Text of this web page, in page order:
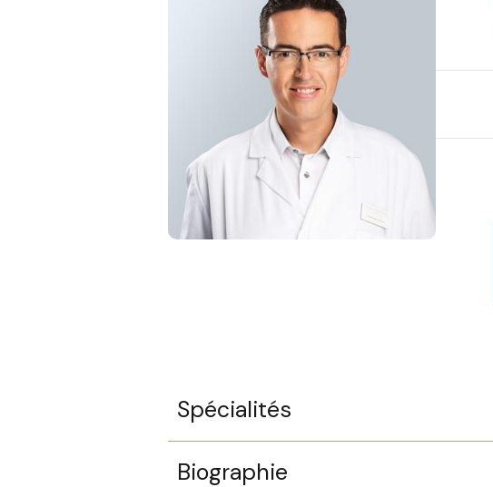
Spécialités
Biographie